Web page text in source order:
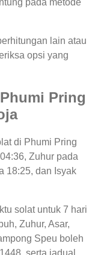
pada metode
lain atau
opsi yang
Pring
di Phumi Pring
Zuhur pada
18:25, dan Isyak
solat untuk 7 hari
Zuhur, Asar,
Speu boleh